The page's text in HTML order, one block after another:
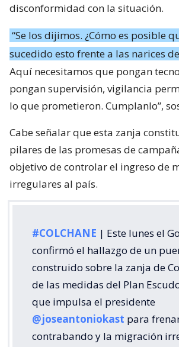
disconformidad con la situación.
“Se los dijimos. ¿Cómo es posible
sucedido esto frente a las narices
Aquí necesitamos que pongan
pongan supervisión, vigilancia
lo que prometieron. Cumplanlo”,
Cabe señalar que esta zanja
pilares de las promesas de
objetivo de controlar el ingreso de
irregulares al país.
#COLCHANE | Este lunes el
confirmó el hallazgo de un
construido sobre la zanja de
de las medidas del Plan
que impulsa el presidente
@joseantoniokast para
contrabando y la migración